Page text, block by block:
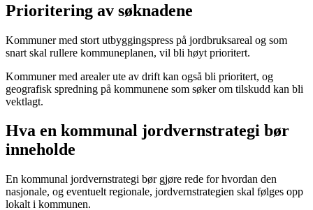
Prioritering av søknadene
Kommuner med stort utbyggingspress på jordbruksareal og som
snart skal rullere kommuneplanen, vil bli høyt prioritert.
Kommuner med arealer ute av drift kan også bli prioritert, og
geografisk spredning på kommunene som søker om tilskudd kan bli
vektlagt.
Hva en kommunal jordvernstrategi bør
inneholde
En kommunal jordvernstrategi bør gjøre rede for hvordan den
nasjonale, og eventuelt regionale, jordvernstrategien skal følges opp
lokalt i kommunen.